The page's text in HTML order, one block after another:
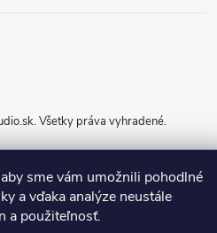
sme vám umožnili pohodlné
a vďaka analýze neustále
a použiteľnosť.
. Všetky práva vyhradené.